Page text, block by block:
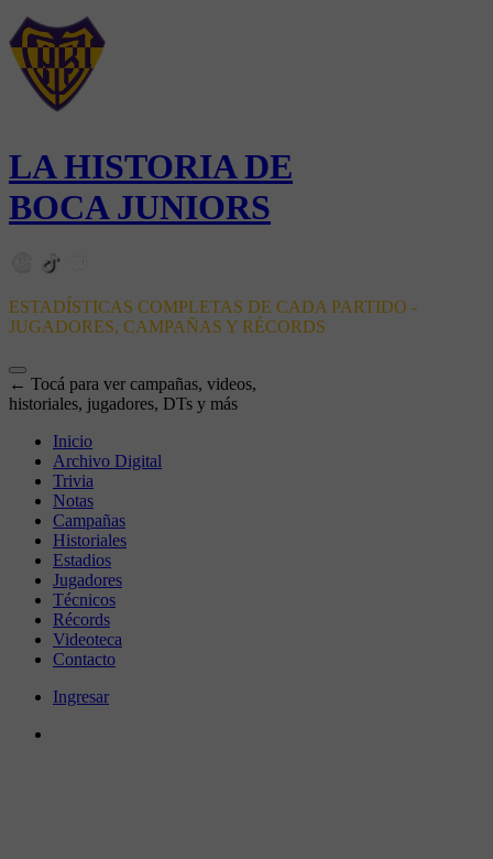
LA HISTORIA DE
BOCA JUNIORS
ESTADÍSTICAS COMPLETAS DE CADA PARTIDO -
JUGADORES, CAMPAÑAS Y RÉCORDS
← Tocá para ver campañas, videos,
historiales, jugadores, DTs y más
Inicio
Archivo Digital
Trivia
Notas
Campañas
Historiales
Estadios
Jugadores
Técnicos
Récords
Videoteca
Contacto
Ingresar